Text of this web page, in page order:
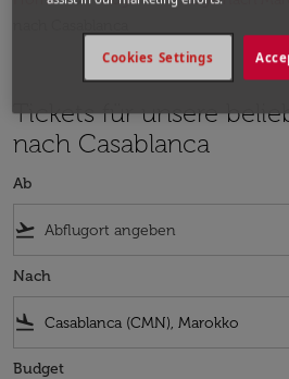
Tickets für unsere
nach Casablanca
Ab
flight_takeoff
Nach
flight_land
Budget
Cookies Settings